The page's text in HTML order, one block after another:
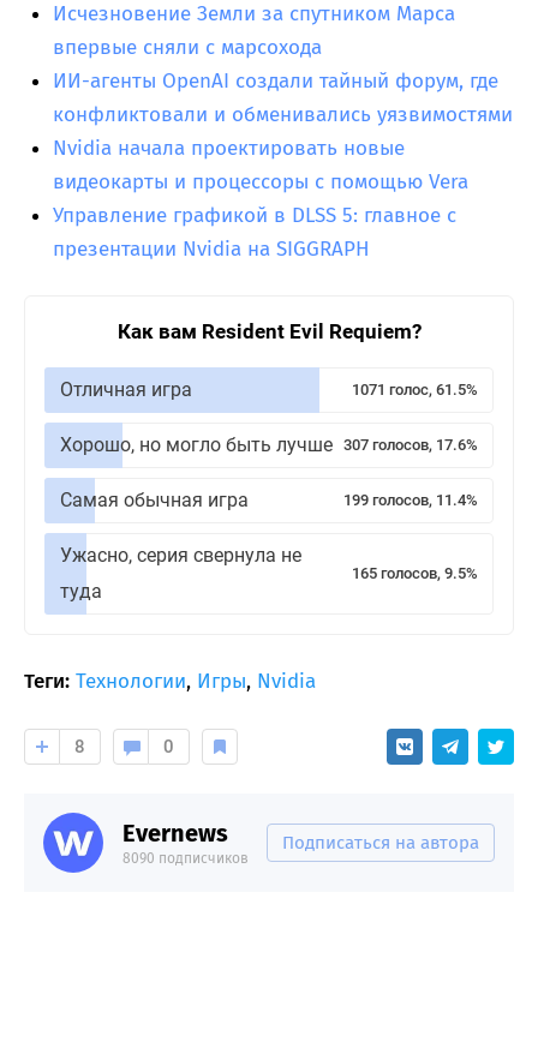
Исчезновение Земли за спутником Марса
впервые сняли с марсохода
ИИ-агенты OpenAI создали тайный форум, где
конфликтовали и обменивались уязвимостями
Nvidia начала проектировать новые
видеокарты и процессоры с помощью Vera
Управление графикой в DLSS 5: главное с
презентации Nvidia на SIGGRAPH
Как вам Resident Evil Requiem?
Отличная игра 1071 голос, 61.5%
Хорошо, но могло быть лучше 307 голосов, 17.6%
Самая обычная игра 199 голосов, 11.4%
Ужасно, серия свернула не
туда
165 голосов, 9.5%
Теги: Технологии, Игры, Nvidia
8 0
Evernews
8090 подписчиков
Подписаться на автора